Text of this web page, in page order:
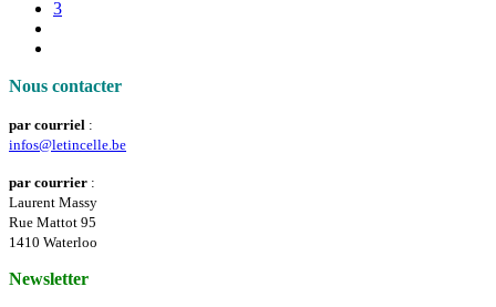
3
Nous contacter
par courriel :
infos@letincelle.be
par courrier :
Laurent Massy
Rue Mattot 95
1410 Waterloo
Newsletter